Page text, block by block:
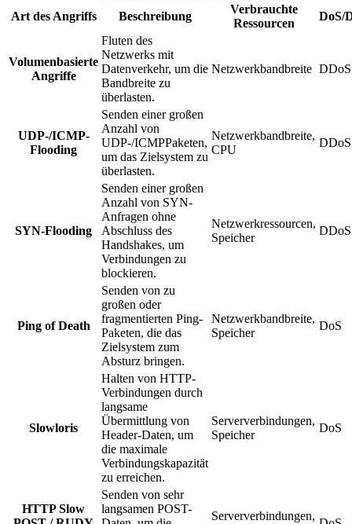
Art des Angriffs
Beschreibung
Verbrauchte
Ressourcen
DoS/
Volumenbasierte
Angriffe
Fluten des
Netzwerks mit
Datenverkehr, um die
Bandbreite zu
überlasten.
Netzwerkbandbreite DDoS
UDP-/ICMP-
Flooding
Senden einer großen
Anzahl von
UDP-/ICMPPaketen,
um das Zielsystem zu
überlasten.
Netzwerkbandbreite,
CPU
DDoS
SYN-Flooding
Senden einer großen
Anzahl von SYN-
Anfragen ohne
Abschluss des
Handshakes, um
Verbindungen zu
blockieren.
Netzwerkressourcen,
Speicher
DDoS
Ping of Death
Senden von zu
großen oder
fragmentierten Ping-
Paketen, die das
Zielsystem zum
Absturz bringen.
Netzwerkbandbreite,
Speicher
DoS
Slowloris
Halten von HTTP-
Verbindungen durch
langsame
Übermittlung von
Header-Daten, um
die maximale
Verbindungskapazität
zu erreichen.
Serververbindungen,
Speicher
DoS
HTTP Slow
Senden von sehr
langsamen POST-
Serververbindungen,